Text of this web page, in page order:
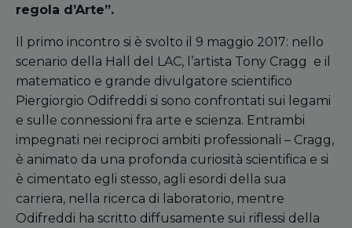
regola d’Arte”.
Il primo incontro si è svolto il 9 maggio 2017: nello
scenario della Hall del LAC, l’artista Tony Cragg e il
matematico e grande divulgatore scientifico
Piergiorgio Odifreddi si sono confrontati sui legami
e sulle connessioni fra arte e scienza. Entrambi
impegnati nei reciproci ambiti professionali – Cragg,
è animato da una profonda curiosità scientifica e si
è cimentato egli stesso, agli esordi della sua
carriera, nella ricerca di laboratorio, mentre
Odifreddi ha scritto diffusamente sui riflessi della